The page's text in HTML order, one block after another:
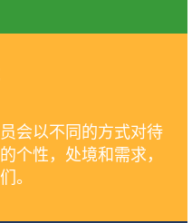
会以不同的方式对待
个性，处境和需求，
。